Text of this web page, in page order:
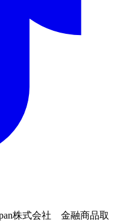
株式会社 金融商品取